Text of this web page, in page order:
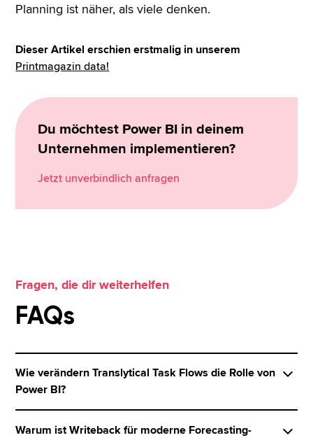
Planning ist näher, als viele denken.
Dieser Artikel erschien erstmalig in unserem
Printmagazin data!
Du möchtest Power BI in deinem
Unternehmen implementieren?
Jetzt unverbindlich anfragen
Fragen, die dir weiterhelfen
FAQs
Wie verändern Translytical Task Flows die Rolle von
Power BI?
Warum ist Writeback für moderne Forecasting-